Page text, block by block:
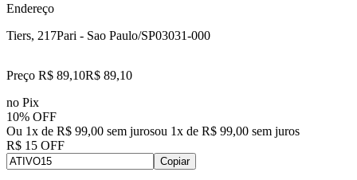
Endereço
Tiers, 217Pari - Sao Paulo/SP03031-000
Preço R$ 89,10R$ 89,10
no Pix
10% OFF
Ou 1x de R$ 99,00 sem jurosou 1x de R$ 99,00 sem juros
R$ 15 OFF
Copiar